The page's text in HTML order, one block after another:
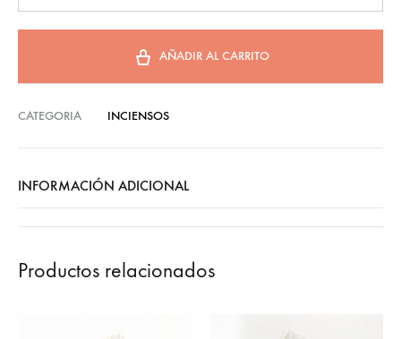
AÑADIR AL CARRITO
CATEGORIA INCIENSOS
INFORMACIÓN ADICIONAL
Productos relacionados